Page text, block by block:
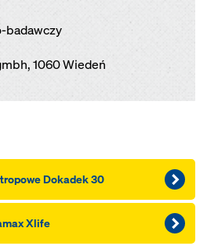
badawczy
1060 Wiedeń
Dokadek 30
Xlife